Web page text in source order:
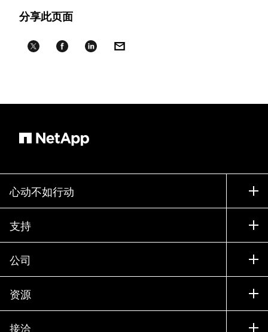
分享此页面
心动不如行动
如何购买
联系销售部门
寻找合作伙伴
试用产品
贵宾体验中心
支持
支持
训练
文档中心
知识库
公司
公司
合作伙伴
资源
新闻中心
接洽